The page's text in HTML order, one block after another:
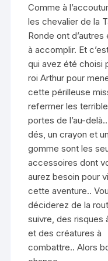
Comme à
les chevalier de la
Ronde ont d’autres
à accomplir. Et
qui avez été choisi
roi Arthur pour
cette périlleuse
refermer les
portes de l’au-
dés, un crayon et
gomme sont les
accessoires dont
aurez besoin pour
cette aventure..
déciderez de la
suivre, des risques
et des créatures à
combattre.. Alors